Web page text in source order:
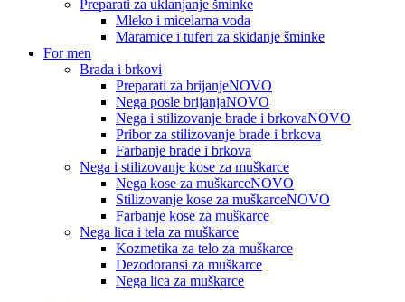
Preparati za uklanjanje šminke
Mleko i micelarna voda
Maramice i tuferi za skidanje šminke
For men
Brada i brkovi
Preparati za brijanjeNOVO
Nega posle brijanjaNOVO
Nega i stilizovanje brade i brkovaNOVO
Pribor za stilizovanje brade i brkova
Farbanje brade i brkova
Nega i stilizovanje kose za muškarce
Nega kose za muškarceNOVO
Stilizovanje kose za muškarceNOVO
Farbanje kose za muškarce
Nega lica i tela za muškarce
Kozmetika za telo za muškarce
Dezodoransi za muškarce
Nega lica za muškarce